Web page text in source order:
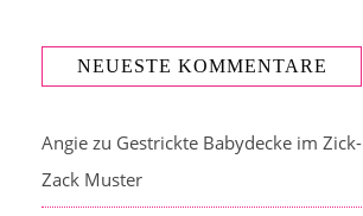
NEUESTE KOMMENTARE
Angie zu Gestrickte Babydecke im Zick-
Zack Muster